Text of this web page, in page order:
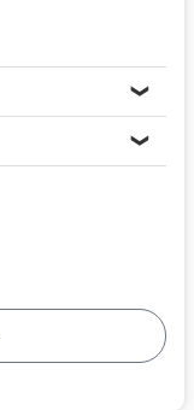
❯
❯